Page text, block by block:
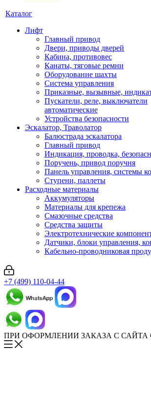
Каталог
Лифт
Главный привод
Двери, приводы дверей
Кабина, противовес
Канаты, тяговые ремни
Оборудование шахты
Система управления
Приказные, вызывные,
Пускатели, реле, выключатели
автоматические
Устройства безопасности
Эскалатор, Траволатор
Балюстрада эскалатора
Главный привод
Индикация, проводка,
Поручень, привод поручня
Панель управления, системы
Ступени, паллеты
Расходные материалы
Аккумуляторы
Материалы для крепежа
Смазочные средства
Средства защиты
Электротехнические
Датчики, блоки управления,
Кабельно-проводниковая
+7 (499) 110-04-44
ПРИ ОФОРМЛЕНИИ ЗАКАЗА С САЙТА